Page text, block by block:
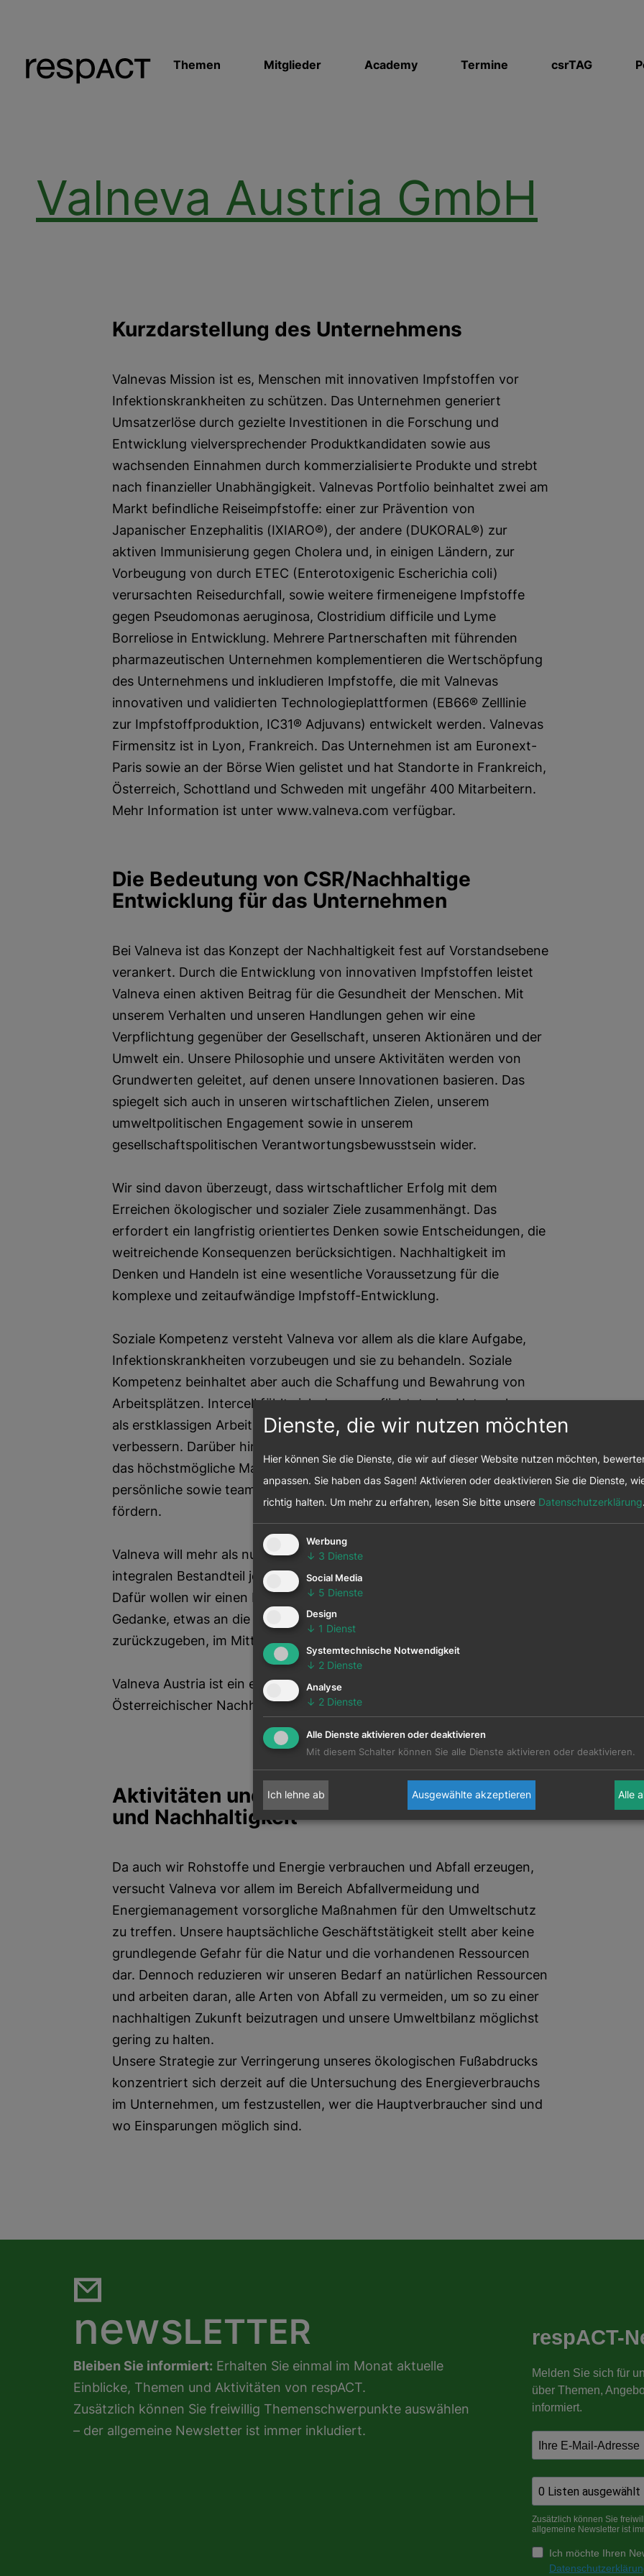
Themen Mitglieder Academy Termine csrTAG
Valneva Austria GmbH
Kurzdarstellung des Unternehmens
Valnevas Mission ist es, Menschen mit innovativen Impfstoffen vor
Infektionskrankheiten zu schützen. Das Unternehmen generiert
Umsatzerlöse durch gezielte Investitionen in die Forschung und
Entwicklung vielversprechender Produktkandidaten sowie aus
wachsenden Einnahmen durch kommerzialisierte Produkte und strebt
nach finanzieller Unabhängigkeit. Valnevas Portfolio beinhaltet zwei am
Markt befindliche Reiseimpfstoffe: einer zur Prävention von
Japanischer Enzephalitis (IXIARO®), der andere (DUKORAL®) zur
aktiven Immunisierung gegen Cholera und, in einigen Ländern, zur
Vorbeugung von durch ETEC (Enterotoxigenic Escherichia coli)
verursachten Reisedurchfall, sowie weitere firmeneigene Impfstoffe
gegen Pseudomonas aeruginosa, Clostridium difficile und Lyme
Borreliose in Entwicklung. Mehrere Partnerschaften mit führenden
pharmazeutischen Unternehmen komplementieren die Wertschöpfung
des Unternehmens und inkludieren Impfstoffe, die mit Valnevas
innovativen und validierten Technologieplattformen (EB66® Zelllinie
zur Impfstoffproduktion, IC31® Adjuvans) entwickelt werden. Valnevas
Firmensitz ist in Lyon, Frankreich. Das Unternehmen ist am Euronext-
Paris sowie an der Börse Wien gelistet und hat Standorte in Frankreich,
Österreich, Schottland und Schweden mit ungefähr 400 Mitarbeitern.
Mehr Information ist unter www.valneva.com verfügbar.
Die Bedeutung von CSR/Nachhaltige
Entwicklung für das Unternehmen
Bei Valneva ist das Konzept der Nachhaltigkeit fest auf Vorstandsebene
verankert. Durch die Entwicklung von innovativen Impfstoffen leistet
Valneva einen aktiven Beitrag für die Gesundheit der Menschen. Mit
unserem Verhalten und unseren Handlungen gehen wir eine
Verpflichtung gegenüber der Gesellschaft, unseren Aktionären und der
Umwelt ein. Unsere Philosophie und unsere Aktivitäten werden von
Grundwerten geleitet, auf denen unsere Innovationen basieren. Das
spiegelt sich auch in unseren wirtschaftlichen Zielen, unserem
umweltpolitischen Engagement sowie in unserem
gesellschaftspolitischen Verantwortungsbewusstsein wider.
Wir sind davon überzeugt, dass wirtschaftlicher Erfolg mit dem
Erreichen ökologischer und sozialer Ziele zusammenhängt. Das
erfordert ein langfristig orientiertes Denken sowie Entscheidungen, die
weitreichende Konsequenzen berücksichtigen. Nachhaltigkeit im
Denken und Handeln ist eine wesentliche Voraussetzung für die
komplexe und zeitaufwändige Impfstoff-Entwicklung.
Soziale Kompetenz versteht Valneva vor allem als die klare Aufgabe,
Infektionskrankheiten vorzubeugen und sie zu behandeln. Soziale
Kompetenz beinhaltet aber auch die Schaffung und Bewahrung von
Arbeitsplätzen. Intercell fühlt sich dazu verpflichtet, das Unternehmen
als erstklassigen Arbeitsplatz zu führen und kontinuierlich zu
verbessern. Darüber hinaus ist es uns ein Anliegen, jedem Mitarbeiter
das höchstmögliche Maß an Respekt entgegenzubringen und eine
persönliche sowie team- und unternehmensorientierte Motivation zu
fördern.
Valneva will mehr als nur ein Arbeitgeber sein – wir verstehen uns als
integralen Bestandteil jener Standorte, in denen wir leben und arbeiten.
Dafür wollen wir einen bedeutenden Beitrag leisten. Daher steht der
Gedanke, etwas an die Gemeinschaft und an die Menschen
zurückzugeben, im Mittelpunkt unserer Mission.
Valneva Austria ist ein eingetragenes Mitglied des Vönix –
Österreichischer Nachhaltigkeitsindex.
Aktivitäten und Maßnahmen im Bereich CSR
und Nachhaltigkeit
Da auch wir Rohstoffe und Energie verbrauchen und Abfall erzeugen,
versucht Valneva vor allem im Bereich Abfallvermeidung und
Energiemanagement vorsorgliche Maßnahmen für den Umweltschutz
zu treffen. Unsere hauptsächliche Geschäftstätigkeit stellt aber keine
grundlegende Gefahr für die Natur und die vorhandenen Ressourcen
dar. Dennoch reduzieren wir unseren Bedarf an natürlichen Ressourcen
und arbeiten daran, alle Arten von Abfall zu vermeiden, um so zu einer
nachhaltigen Zukunft beizutragen und unsere Umweltbilanz möglichst
gering zu halten.
Unsere Strategie zur Verringerung unseres ökologischen Fußabdrucks
konzentriert sich derzeit auf die Untersuchung des Energieverbrauchs
im Unternehmen, um festzustellen, wer die Hauptverbraucher sind und
wo Einsparungen möglich sind.
newsLETTER
Bleiben Sie informiert: Erhalten Sie einmal im Monat aktuelle
Einblicke, Themen und Aktivitäten von respACT.
Zusätzlich können Sie freiwillig Themenschwerpunkte auswählen
– der allgemeine Newsletter ist immer inkludiert.
Dienste, die wir nutzen möchten
Hier können Sie die Dienste, die wir auf dieser Website nutzen möchten,
anpassen. Sie haben das Sagen! Aktivieren oder deaktivieren Sie die Dienste,
richtig halten. Um mehr zu erfahren, lesen Sie bitte unsere Datenschutzerklärung.
Werbung
↓ 3 Dienste
Social Media
↓ 5 Dienste
Design
↓ 1 Dienst
Systemtechnische Notwendigkeit
↓ 2 Dienste
Analyse
↓ 2 Dienste
Alle Dienste aktivieren oder deaktivieren
Mit diesem Schalter können Sie alle Dienste aktivieren oder deaktivieren.
Ich lehne ab Ausgewählte akzeptieren Alle